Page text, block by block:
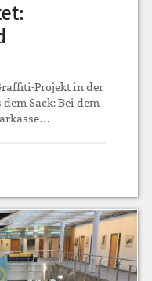
Projekt in der
Sack: Bei dem